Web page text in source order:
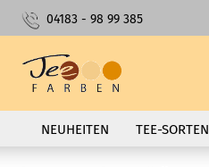
04183 - 98 99 385
NEUHEITEN TEE-SORTEN